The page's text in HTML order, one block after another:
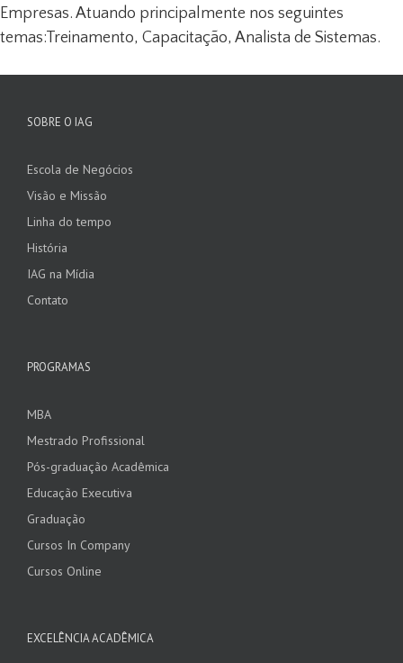
Empresas. Atuando principalmente nos seguintes
temas:Treinamento, Capacitação, Analista de Sistemas.
SOBRE O IAG
Escola de Negócios
Visão e Missão
Linha do tempo
História
IAG na Mídia
Contato
PROGRAMAS
MBA
Mestrado Profissional
Pós-graduação Acadêmica
Educação Executiva
Graduação
Cursos In Company
Cursos Online
EXCELÊNCIA ACADÊMICA